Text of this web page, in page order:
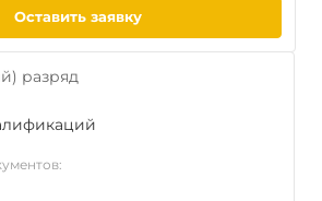
Оставить заявку
разряд